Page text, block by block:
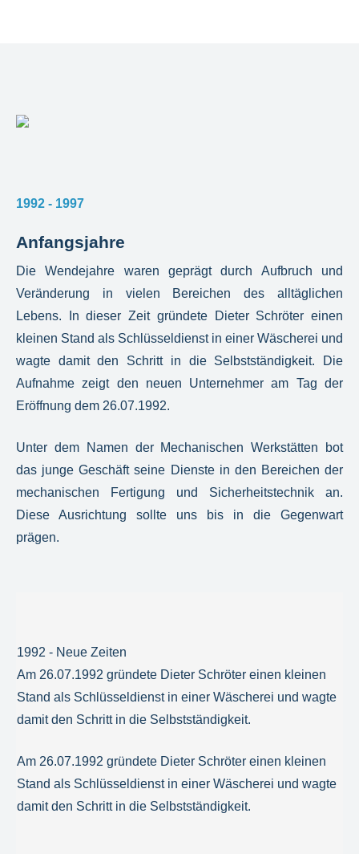
1992 - 1997
Anfangsjahre
Die Wendejahre waren geprägt durch Aufbruch und
Veränderung in vielen Bereichen des alltäglichen
Lebens. In dieser Zeit gründete Dieter Schröter einen
kleinen Stand als Schlüsseldienst in einer Wäscherei und
wagte damit den Schritt in die Selbstständigkeit. Die
Aufnahme zeigt den neuen Unternehmer am Tag der
Eröffnung dem 26.07.1992.
Unter dem Namen der Mechanischen Werkstätten bot
das junge Geschäft seine Dienste in den Bereichen der
mechanischen Fertigung und Sicherheitstechnik an.
Diese Ausrichtung sollte uns bis in die Gegenwart
prägen.
1992 - Neue Zeiten
Am 26.07.1992 gründete Dieter Schröter einen kleinen
Stand als Schlüsseldienst in einer Wäscherei und wagte
damit den Schritt in die Selbstständigkeit.
Am 26.07.1992 gründete Dieter Schröter einen kleinen
Stand als Schlüsseldienst in einer Wäscherei und wagte
damit den Schritt in die Selbstständigkeit.